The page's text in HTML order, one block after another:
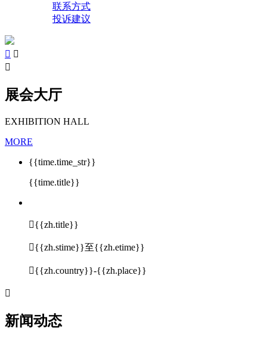
联系方式
投诉建议
 

展会大厅
EXHIBITION HALL
MORE
{{time.time_str}}
{{time.title}}
{{zh.title}}
{{zh.stime}}至{{zh.etime}}
{{zh.country}}-{{zh.place}}

新闻动态